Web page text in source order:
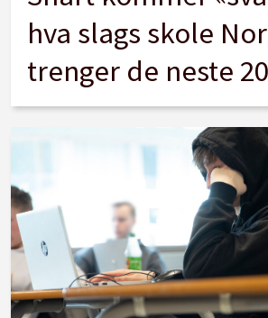
hva slags skole
trenger de neste